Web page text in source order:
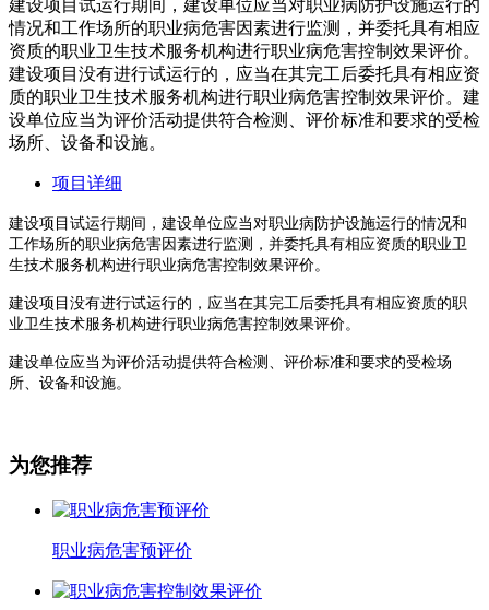
建设项目试运行期间，建设单位应当对职业病防护设施运行的
情况和工作场所的职业病危害因素进行监测，并委托具有相应
资质的职业卫生技术服务机构进行职业病危害控制效果评价。
建设项目没有进行试运行的，应当在其完工后委托具有相应资
质的职业卫生技术服务机构进行职业病危害控制效果评价。建
设单位应当为评价活动提供符合检测、评价标准和要求的受检
场所、设备和设施。
项目详细
建设项目试运行期间，建设单位应当对职业病防护设施运行的情况和
工作场所的职业病危害因素进行监测，并委托具有相应资质的职业卫
生技术服务机构进行职业病危害控制效果评价。
建设项目没有进行试运行的，应当在其完工后委托具有相应资质的职
业卫生技术服务机构进行职业病危害控制效果评价。
建设单位应当为评价活动提供符合检测、评价标准和要求的受检场
所、设备和设施。
为您推荐
职业病危害预评价